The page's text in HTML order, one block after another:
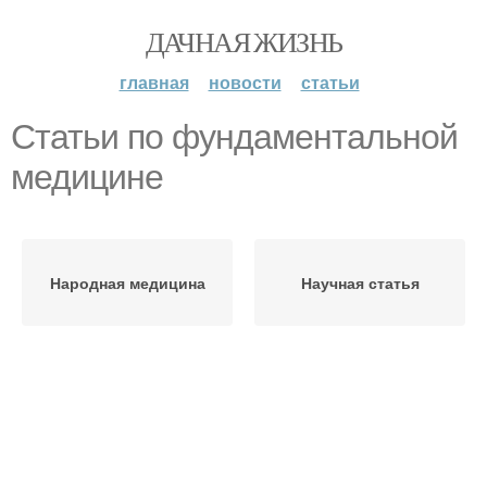
ДАЧНАЯ ЖИЗНЬ
главная новости статьи
Статьи по фундаментальной
медицине
Народная медицина Научная статья